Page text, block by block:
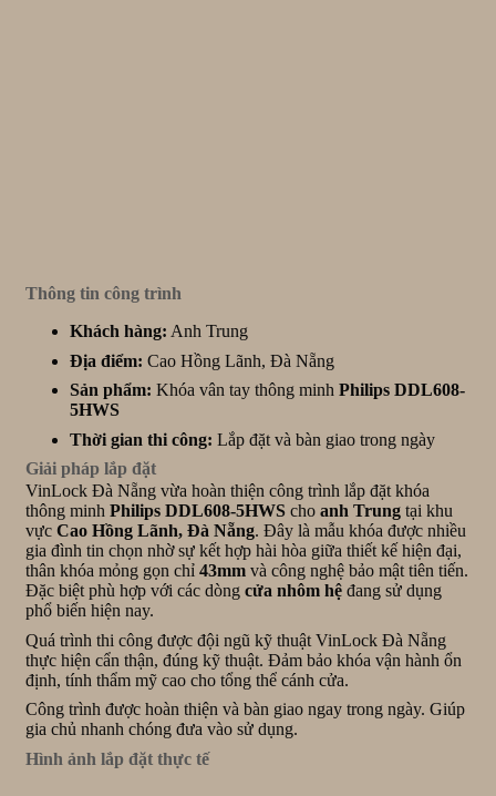
Thông tin công trình
Khách hàng: Anh Trung
Địa điểm: Cao Hồng Lãnh, Đà Nẵng
Sản phẩm: Khóa vân tay thông minh Philips DDL608-
5HWS
Thời gian thi công: Lắp đặt và bàn giao trong ngày
Giải pháp lắp đặt
VinLock Đà Nẵng vừa hoàn thiện công trình lắp đặt khóa
thông minh Philips DDL608-5HWS cho anh Trung tại khu
vực Cao Hồng Lãnh, Đà Nẵng. Đây là mẫu khóa được nhiều
gia đình tin chọn nhờ sự kết hợp hài hòa giữa thiết kế hiện đại,
thân khóa mỏng gọn chỉ 43mm và công nghệ bảo mật tiên tiến.
Đặc biệt phù hợp với các dòng cửa nhôm hệ đang sử dụng
phổ biến hiện nay.
Quá trình thi công được đội ngũ kỹ thuật VinLock Đà Nẵng
thực hiện cẩn thận, đúng kỹ thuật. Đảm bảo khóa vận hành ổn
định, tính thẩm mỹ cao cho tổng thể cánh cửa.
Công trình được hoàn thiện và bàn giao ngay trong ngày. Giúp
gia chủ nhanh chóng đưa vào sử dụng.
Hình ảnh lắp đặt thực tế